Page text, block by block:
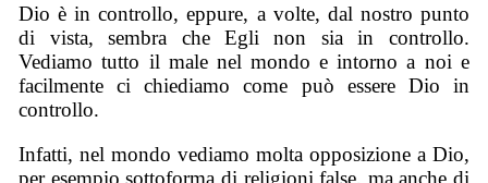
Dio è in controllo, eppure, a volte, dal nostro punto
di vista, sembra che Egli non sia in controllo.
Vediamo tutto il male nel mondo e intorno a noi e
facilmente ci chiediamo come può essere Dio in
controllo.
Infatti, nel mondo vediamo molta opposizione a Dio,
per esempio sottoforma di religioni false, ma anche di